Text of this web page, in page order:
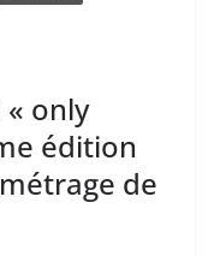
only
édition
de